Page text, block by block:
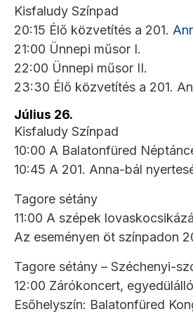
Kisfaludy Színpad
20:15 Élő közvetítés a 201.
21:00 Ünnepi műsor I.
22:00 Ünnepi műsor II.
23:30 Élő közvetítés a 201.
Július 26.
Kisfaludy Színpad
10:00 A Balatonfüred
10:45 A 201. Anna-bál
Tagore sétány
11:00 A szépek
Az eseményen öt színpadon
Tagore sétány – Széchenyi-
12:00 Zárókoncert,
Esőhelyszín: Balatonfüred